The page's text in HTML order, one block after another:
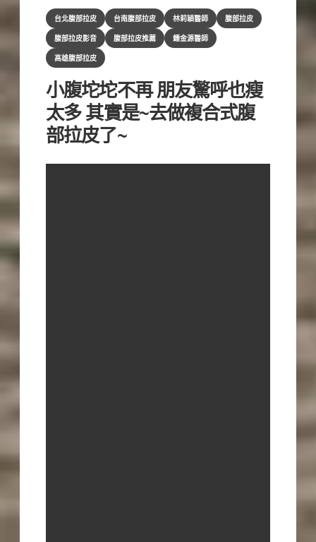
Categories
台北腹部拉皮 台南腹部拉皮 林莉穎醫師
腹部拉皮
腹部拉皮影音
腹部拉皮推薦
鍾金源醫師
高雄腹部拉皮
小腹坨坨不再 朋友驚呼也瘦
太多 其實是~去做複合式腹
部拉皮了~